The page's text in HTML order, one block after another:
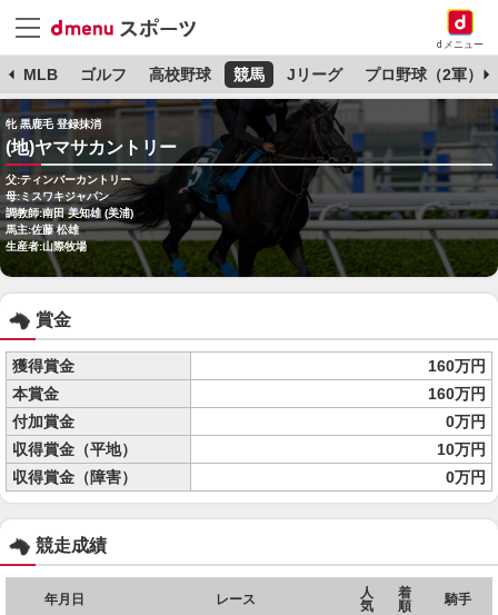
dメニュー
MLB ゴルフ 高校野球 競馬 Jリーグ プロ野球（2軍）
牝 黒鹿毛 登録抹消
(地)ヤマサカントリー
父:ティンバーカントリー
母:ミスワキジャパン
調教師:南田 美知雄 (美浦)
馬主:佐藤 松雄
生産者:山際牧場
賞金
獲得賞金
160万円
本賞金
160万円
付加賞金
0万円
収得賞金（平地）
10万円
収得賞金（障害）
0万円
競走成績
年月日 レース
人
気
着
順
騎手